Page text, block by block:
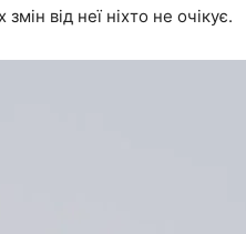
від неї ніхто не очікує.